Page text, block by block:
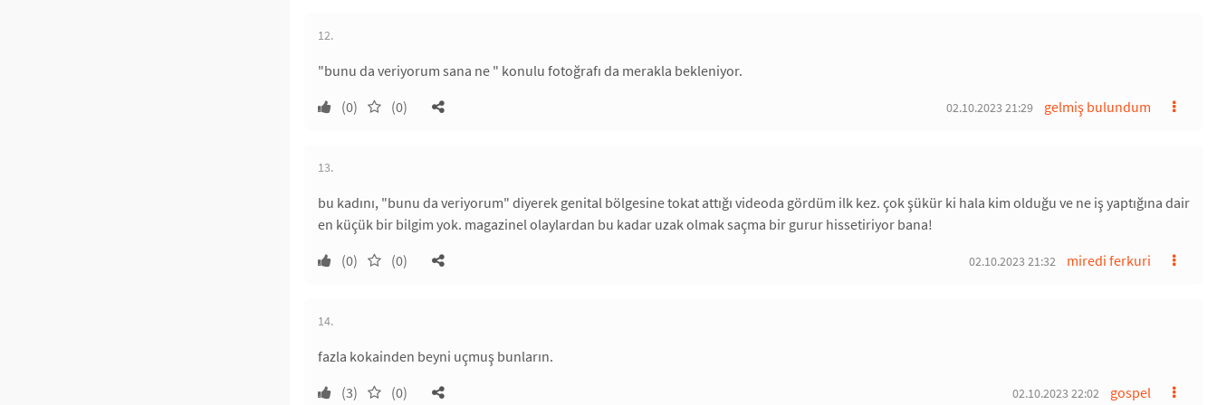
12.
"bunu da veriyorum sana ne " konulu fotoğrafı da merakla bekleniyor.
(0)
(0) gelmiş bulundum
02.10.2023 21:29
13.
bu kadını, "bunu da veriyorum" diyerek genital bölgesine tokat attığı videoda gördüm ilk kez. çok şükür ki hala kim olduğu ve ne iş yaptığına dair
en küçük bir bilgim yok. magazinel olaylardan bu kadar uzak olmak saçma bir gurur hissetiriyor bana!
(0)
(0) miredi ferkuri
02.10.2023 21:32
14.
fazla kokainden beyni uçmuş bunların.
(3)
(0) gospel
02.10.2023 22:02